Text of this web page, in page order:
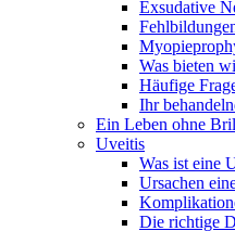
Exsudative
Was bieten
Häufige
Ihr
Ein Leben ohne
Uveitis
Was ist eine
Ursachen
Die richtige